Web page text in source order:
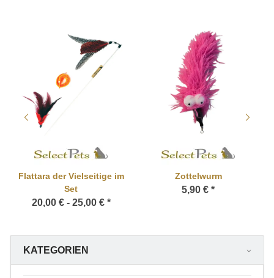
Flattara der Vielseitige im
Set
20,00 € - 25,00 € *
Zottelwurm
5,90 € *
KATEGORIEN